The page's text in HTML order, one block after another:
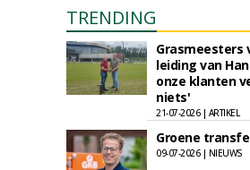
TRENDING
Grasmeesters
leiding van
onze klanten
niets'
21-07-2026 | ARTIKEL
Groene
09-07-2026 | NIEUWS